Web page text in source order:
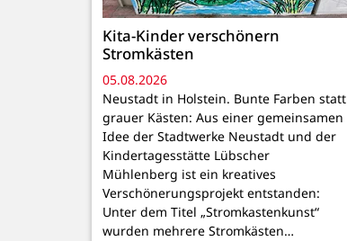
Kita-Kinder verschönern
Stromkästen
05.08.2026
Neustadt in Holstein. Bunte Farben statt
grauer Kästen: Aus einer gemeinsamen
Idee der Stadtwerke Neustadt und der
Kindertagesstätte Lübscher
Mühlenberg ist ein kreatives
Verschönerungsprojekt entstanden:
Unter dem Titel „Stromkastenkunst“
wurden mehrere Stromkästen…